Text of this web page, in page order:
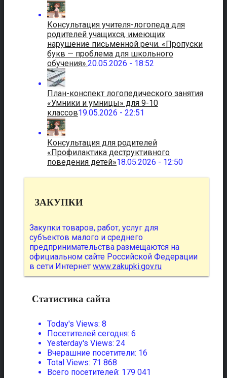
Консультация учителя-логопеда для
родителей учащихся, имеющих
нарушение письменной речи. «Пропуски
букв — проблема для школьного
обучения».20.05.2026 - 18:52
План-конспект логопедического занятия
«Умники и умницы» для 9-10
классов19.05.2026 - 22:51
Консультация для родителей
«Профилактика деструктивного
поведения детей»18.05.2026 - 12:50
ЗАКУПКИ
Закупки товаров, работ, услуг для
субъектов малого и среднего
предпринимательства размещаются на
официальном сайте Российской Федерации
в сети Интернет www.zakupki.gov.ru
Статистика сайта
Today's Views: 8
Посетителей сегодня: 6
Yesterday's Views: 24
Вчерашние посетители: 16
Total Views: 71 868
Всего посетителей: 179 041